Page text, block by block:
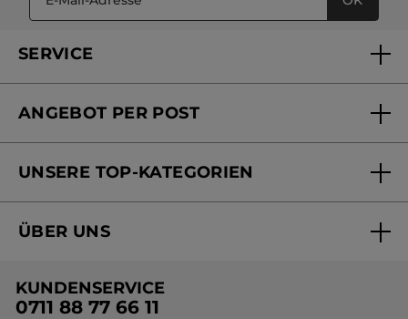
SERVICE
Mein Konto
Online Preisliste
ANGEBOT PER POST
Versandhandel Preisliste
UNSERE TOP-KATEGORIEN
Black Friday Yves Rocher
Geschenkideen Yves Rocher
ÜBER UNS
Umweltstiftung YR
KUNDENSERVICE
0711 88 77 66 11